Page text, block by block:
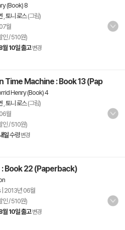
(Book) 8
토니 로스(그림)
월
인 / 510원)
월 10일 출고 변경
Time Machine : Book 13 (Pap
Henry (Book) 4
토니 로스(그림)
월
인 / 510원)
일수령 변경
Book 22 (Paperback)
2013년 06월
인 / 510원)
월 10일 출고 변경